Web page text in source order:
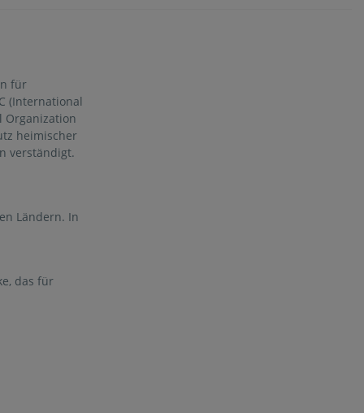
für
(International
Organization
heimischer
verständigt.
Ländern. In
das für